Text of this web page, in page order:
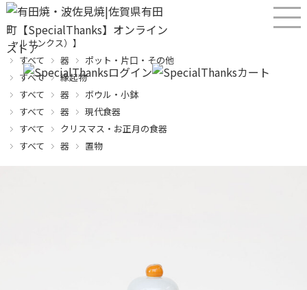
産直！有田焼、波佐見焼オンラインショップ【SPECIALTHANKS（スペシ
ャルサンクス）】
すべて
器
ポット・片口・その他
すべて
縁起物
すべて
器
ボウル・小鉢
すべて
器
現代食器
すべて
クリスマス・お正月の食器
すべて
器 置物